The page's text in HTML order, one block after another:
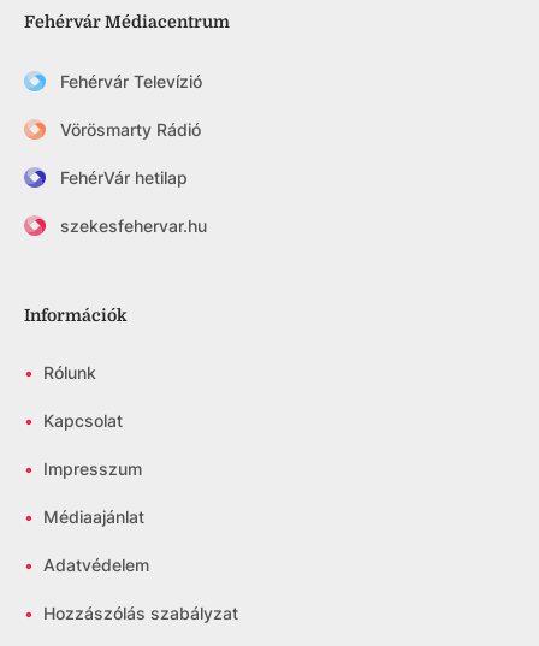
Fehérvár Médiacentrum
Fehérvár Televízió
Vörösmarty Rádió
FehérVár hetilap
szekesfehervar.hu
Információk
• Rólunk
• Kapcsolat
• Impresszum
• Médiaajánlat
• Adatvédelem
• Hozzászólás szabályzat